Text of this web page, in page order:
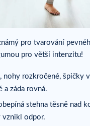
pro tvarování
pro větší intenzitu!
nohy rozkročené, špičky
a záda rovná.
stehna těsně nad
vznikl odpor.